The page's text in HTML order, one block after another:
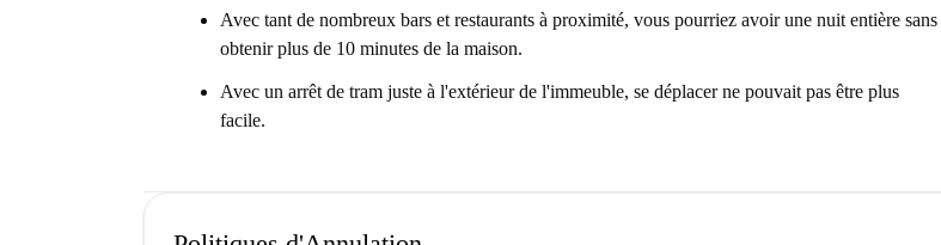
Avec tant de nombreux bars et restaurants à proximité, vous pourriez avoir une nuit entière sans
obtenir plus de 10 minutes de la maison.
Avec un arrêt de tram juste à l'extérieur de l'immeuble, se déplacer ne pouvait pas être plus
facile.